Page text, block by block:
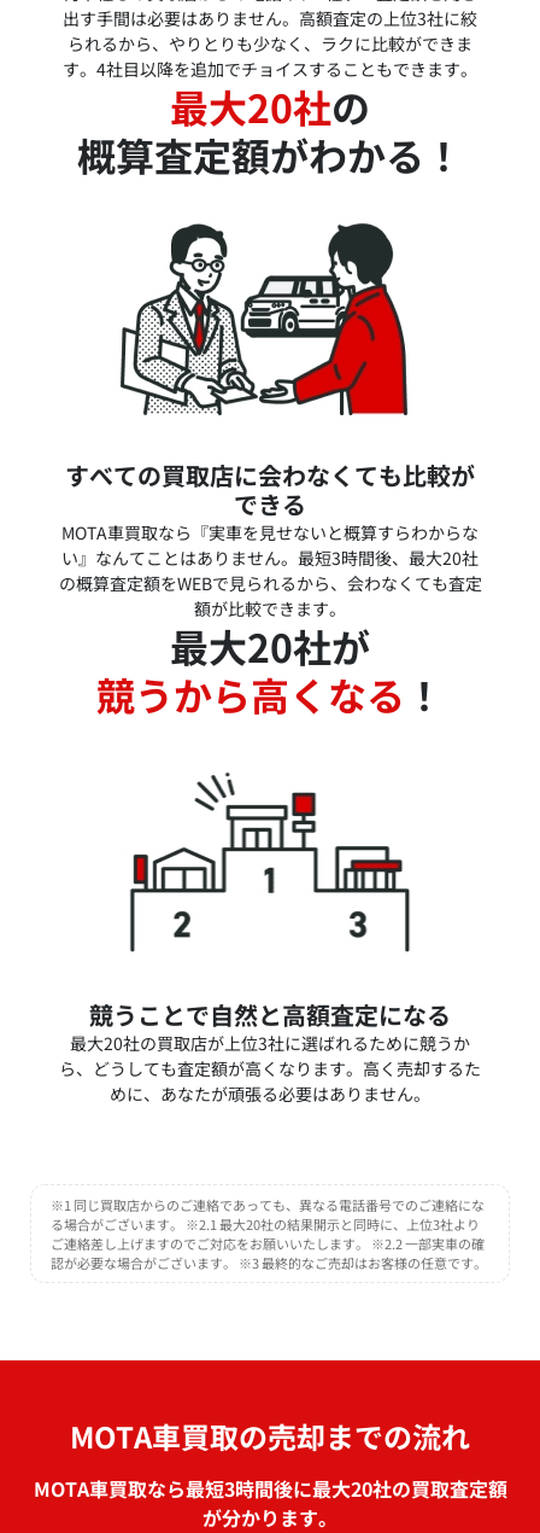
出す手間は必要はありません。高額査定の上位3社に絞
られるから、やりとりも少なく、ラクに比較ができま
す。4社目以降を追加でチョイスすることもできます。
最大20社の
概算査定額がわかる！
すべての買取店に会わなくても比較が
できる
MOTA車買取なら『実車を見せないと概算すらわからな
い』なんてことはありません。最短3時間後、最大20社
の概算査定額をWEBで見られるから、会わなくても査定
額が比較できます。
最大20社が
競うから高くなる ！
競うことで自然と高額査定になる
最大20社の買取店が上位3社に選ばれるために競うか
ら、どうしても査定額が高くなります。高く売却するた
めに、あなたが頑張る必要はありません。
※1 同じ買取店からのご連絡であっても、異なる電話番号でのご連絡にな
る場合がございます。 ※2.1 最大20社の結果開示と同時に、上位3社より
ご連絡差し上げますのでご対応をお願いいたします。 ※2.2 一部実車の確
認が必要な場合がございます。 ※3 最終的なご売却はお客様の任意です。
MOTA車買取の売却までの流れ
MOTA車買取なら最短3時間後に最大20社の買取査定額
が分かります。